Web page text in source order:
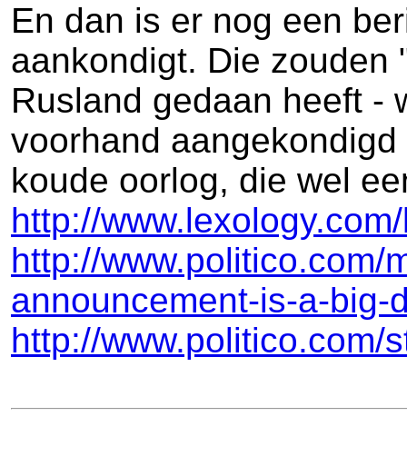
En dan is er nog een
aankondigt. Die zouden
Rusland gedaan heeft -
voorhand
koude oorlog, die wel
http://
http://www.politico.com/
announcement-is-a-big-
http://www.politico.com/